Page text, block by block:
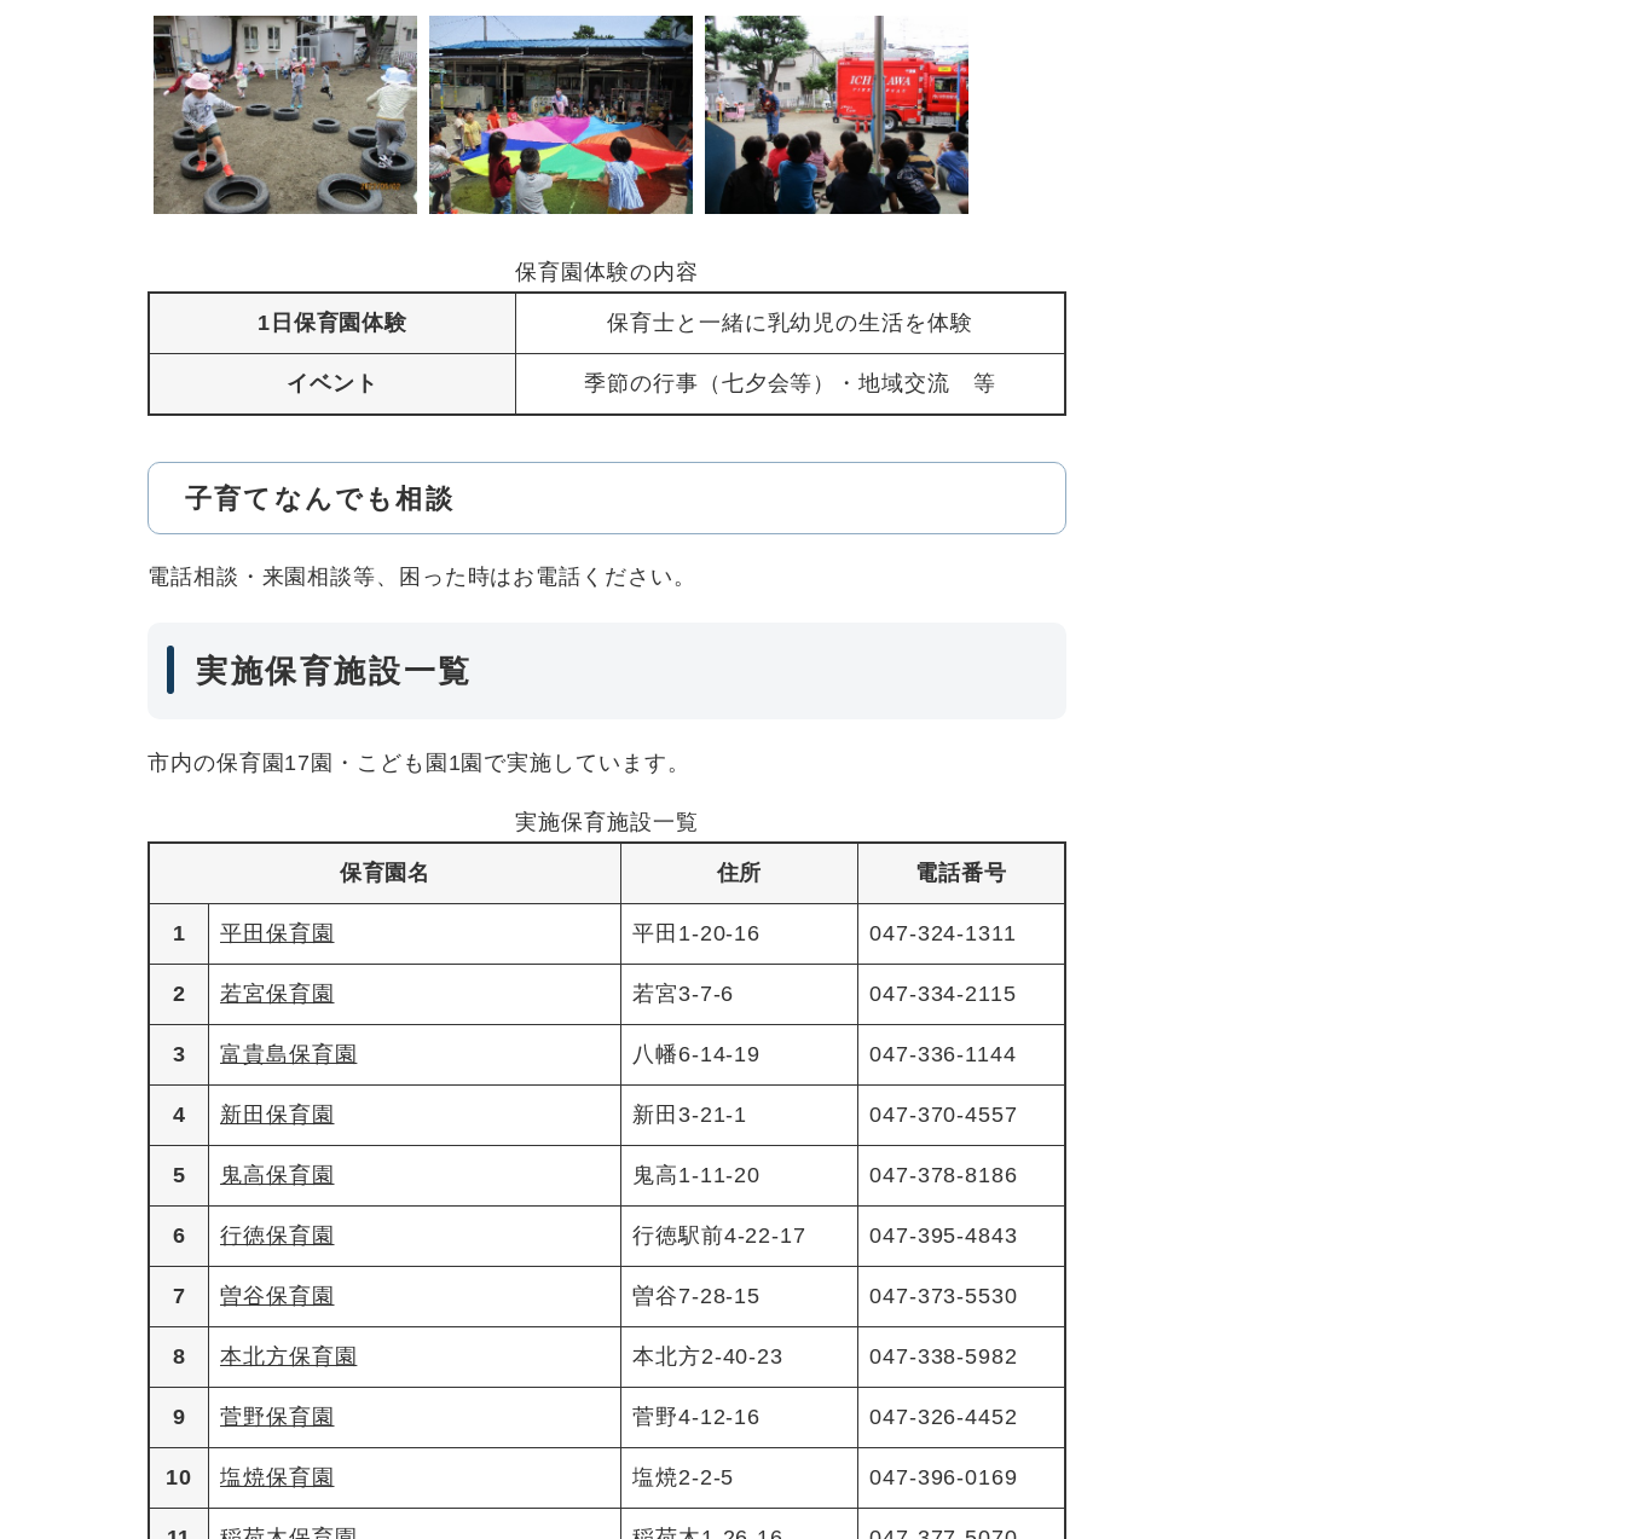
保育園体験の内容
1日保育園体験 保育士と一緒に乳幼児の生活を体験
イベント 季節の行事（七夕会等）・地域交流 等
子育てなんでも相談
電話相談・来園相談等、困った時はお電話ください。
実施保育施設一覧
市内の保育園17園・こども園1園で実施しています。
実施保育施設一覧
保育園名 住所 電話番号
1 平田保育園 平田1-20-16 047-324-1311
2 若宮保育園 若宮3-7-6 047-334-2115
3 富貴島保育園 八幡6-14-19 047-336-1144
4 新田保育園 新田3-21-1 047-370-4557
5 鬼高保育園 鬼高1-11-20 047-378-8186
6 行徳保育園 行徳駅前4-22-17 047-395-4843
7 曽谷保育園 曽谷7-28-15 047-373-5530
8 本北方保育園 本北方2-40-23 047-338-5982
9 菅野保育園 菅野4-12-16 047-326-4452
10 塩焼保育園 塩焼2-2-5 047-396-0169